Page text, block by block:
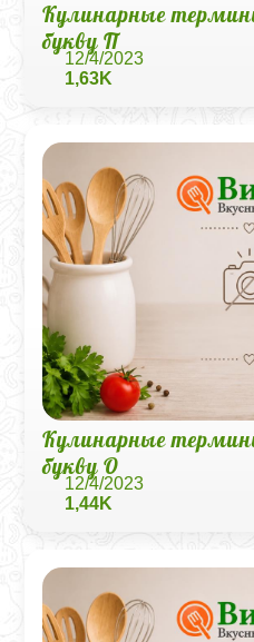
Кулинарные
букву П
12/4/2023
1,63K
Кулинарные
букву О
12/4/2023
1,44K